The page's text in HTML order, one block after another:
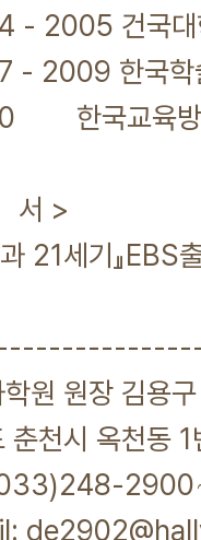
- 2005 건국대
- 2009 한국학
한국교육방송
>
과 21세기』EBS
원 원장 김용구
춘천시 옥천